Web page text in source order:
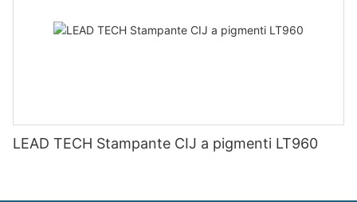
LEAD TECH Stampante CIJ a pigmenti LT960